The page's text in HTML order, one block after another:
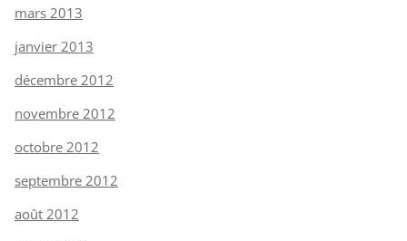
mars 2013
janvier 2013
décembre 2012
novembre 2012
octobre 2012
septembre 2012
août 2012